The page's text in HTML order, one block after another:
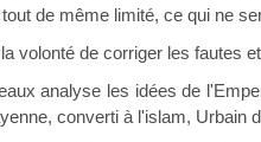
de même limité, ce qui ne
de corriger les fautes et
les idées de
converti à l'islam, Urbain